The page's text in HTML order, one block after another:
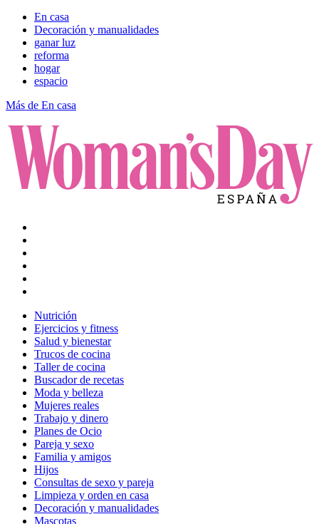
En casa
Decoración y manualidades
ganar luz
reforma
hogar
espacio
Más de En casa
Nutrición
Ejercicios y fitness
Salud y bienestar
Trucos de cocina
Taller de cocina
Buscador de recetas
Moda y belleza
Mujeres reales
Trabajo y dinero
Planes de Ocio
Pareja y sexo
Familia y amigos
Hijos
Consultas de sexo y pareja
Limpieza y orden en casa
Decoración y manualidades
Mascotas